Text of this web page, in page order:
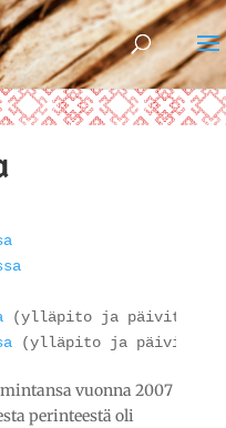
(ylläpito ja
vuonna 2007
perinteestä oli